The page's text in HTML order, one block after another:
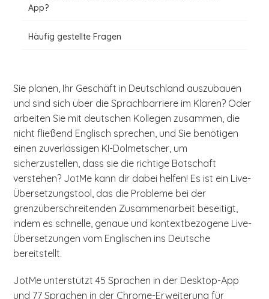
App?
Häufig gestellte Fragen
Sie planen, Ihr Geschäft in Deutschland auszubauen
und sind sich über die Sprachbarriere im Klaren? Oder
arbeiten Sie mit deutschen Kollegen zusammen, die
nicht fließend Englisch sprechen, und Sie benötigen
einen zuverlässigen KI-Dolmetscher, um
sicherzustellen, dass sie die richtige Botschaft
verstehen? JotMe kann dir dabei helfen! Es ist ein Live-
Übersetzungstool, das die Probleme bei der
grenzüberschreitenden Zusammenarbeit beseitigt,
indem es schnelle, genaue und kontextbezogene Live-
Übersetzungen vom Englischen ins Deutsche
bereitstellt.
JotMe unterstützt 45 Sprachen in der Desktop-App
und 77 Sprachen in der Chrome-Erweiterung für